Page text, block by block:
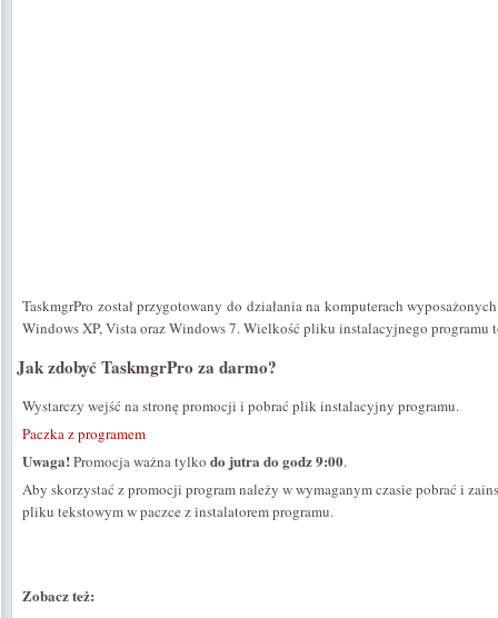
TaskmgrPro został przygotowany do działania na komputerach
Windows XP, Vista oraz Windows 7. Wielkość pliku instalacyjnego programu
Jak zdobyć TaskmgrPro za darmo?
Wystarczy wejść na stronę promocji i pobrać plik instalacyjny programu.
Paczka z programem
Uwaga!Promocja ważna tylko do jutra do godz 9:00.
Aby skorzystać z promocji program należy w wymaganym czasie pobrać i
pliku tekstowym w paczce z instalatorem programu.
Zobacz też: